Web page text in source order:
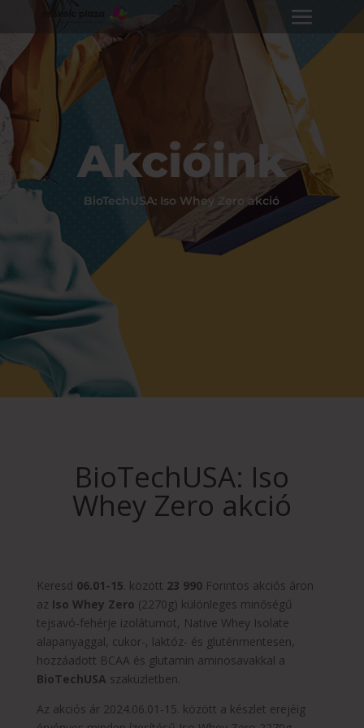
Akcióink
BioTechUSA: Iso Whey Zero akció
BioTechUSA: Iso
Whey Zero akció
Keresd 06.01-15. között 23 990Forintos akciós áron
az Iso Whey Zero (2270g) különleges minőségű
tejsavó-fehérje izolátumot, Native Whey Isolate
alapanyaggal, cukor-, laktóz- és gluténmentesen,
hozzáadott BCAA és glutamin aminosavakkal a
BioTechUSA szaküzletben.
Az akciós ár 2024.06.01-15. között a készlet erejéig